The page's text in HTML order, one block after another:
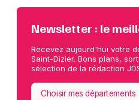
Newsletter : le
Recevez aujourd'hui votre
Saint-Dizier. Bons plans,
sélection de la rédaction
Choisir mes départements